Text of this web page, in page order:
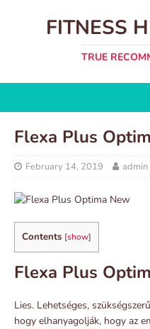
FITNESS
TRUE
Flexa Plus
February 14, 2019 admin
Contents [show]
Flexa Plus
Lies. Lehetséges,
hogy elhanyagolják, hogy az